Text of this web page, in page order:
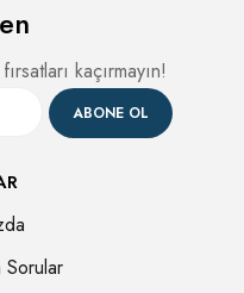
kaçırmayın!
ABONE OL
Sorular